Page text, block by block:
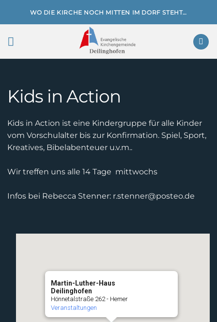
WO DIE KIRCHE NOCH MITTEN IM DORF STEHT…
Kids in Action
Kids in Action ist eine Kindergruppe für alle Kinder
vom Vorschulalter bis zur Konfirmation. Spiel, Sport,
Kreatives, Bibelabenteuer u.v.m..
Wir treffen uns alle 14 Tage mittwochs
Infos bei Rebecca Stenner: r.stenner@posteo.de
Martin-Luther-Haus
Deilinghofen
Hönnetalstraße 262 - Hemer
Veranstaltungen